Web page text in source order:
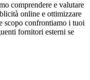
comprendere e valutare
online e ottimizzare
scopo confrontiamo i tuoi
fornitori esterni se